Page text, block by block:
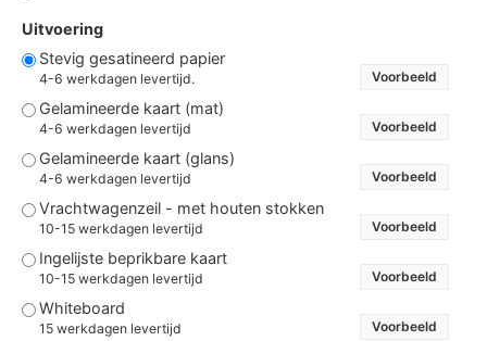
Uitvoering
Stevig gesatineerd papier
4-6 werkdagen levertijd. Voorbeeld
Gelamineerde kaart (mat)
4-6 werkdagen levertijd Voorbeeld
Gelamineerde kaart (glans)
4-6 werkdagen levertijd Voorbeeld
Vrachtwagenzeil - met houten stokken
10-15 werkdagen levertijd Voorbeeld
Ingelijste beprikbare kaart
10-15 werkdagen levertijd Voorbeeld
Whiteboard
15 werkdagen levertijd Voorbeeld